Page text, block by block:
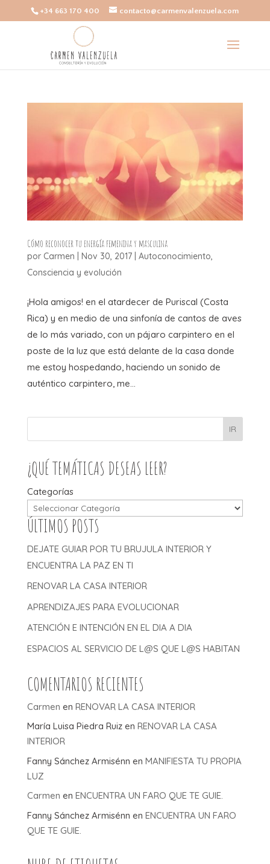
+34 663 170 400 contacto@carmenvalenzuela.com
Cómo reconocer tu energía femenina y masculina
por Carmen Nov 30, 2017| Autoconocimiento,
Consciencia y evolución
¡Hola amigos! en el atardecer de Puriscal (Costa
Rica) y en medio de una sinfonía de cantos de aves
de lo más variado, con un pájaro carpintero en el
poste de la luz que está delante de la casa donde
me estoy hospedando, haciendo un sonido de
auténtico carpintero, me...
IR
¿QUÉ TEMÁTICAS DESEAS LEER?
Categorías
ÚLTIMOS POSTS
DEJATE GUIAR POR TU BRUJULA INTERIOR Y
ENCUENTRA LA PAZ EN TI
RENOVAR LA CASA INTERIOR
APRENDIZAJES PARA EVOLUCIONAR
ATENCIÓN E INTENCIÓN EN EL DIA A DIA
ESPACIOS AL SERVICIO DE L@S QUE L@S HABITAN
COMENTARIOS RECIENTES
Carmen en RENOVAR LA CASA INTERIOR
María Luisa Piedra Ruizen RENOVAR LA CASA
INTERIOR
Fanny Sánchez Armisénn en MANIFIESTA TU PROPIA
LUZ
Carmen en ENCUENTRA UN FARO QUE TE GUIE.
Fanny Sánchez Armisénn en ENCUENTRA UN FARO
QUE TE GUIE.